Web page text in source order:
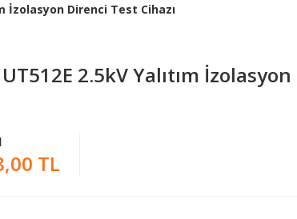
İzolasyon Direnci Test Cihazı
2.5kV Yalıtım
TL